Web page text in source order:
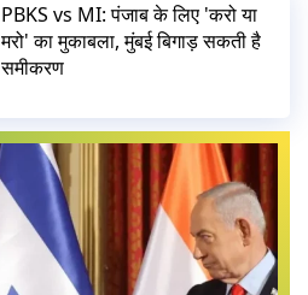
PBKS vs MI: पंजाब के लिए 'करो या
मरो' का मुकाबला, मुंबई बिगाड़ सकती है
समीकरण